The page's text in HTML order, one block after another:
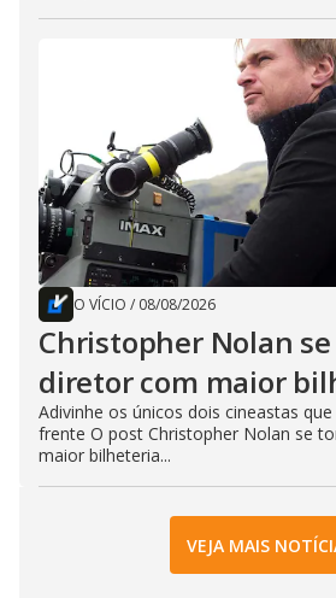
O VÍCIO / 08/08/2026
Christopher Nolan
diretor com maior
Adivinhe os únicos dois cineastas
frente O post Christopher Nolan se
maior bilheteria...
VEJA MAIS